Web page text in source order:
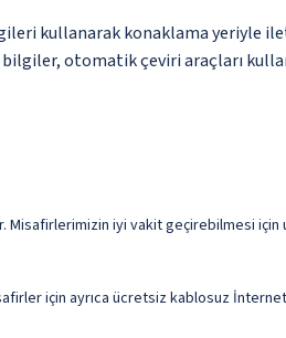
kullanarak konaklama yeriyle
bilgiler, otomatik çeviri araçları
iyi vakit geçirebilmesi için
için ayrıca ücretsiz kablosuz